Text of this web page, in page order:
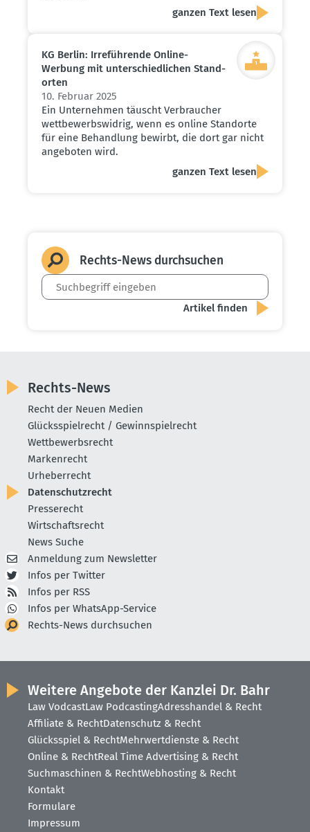
ganzen Text lesen
KG Berlin: Irrefüh­rende Online-
Werbung mit unter­schied­lichen Stand­
orten
10. Februar 2025
Ein Unternehmen täuscht Verbraucher
wettbewerbswidrig, wenn es online Standorte
für eine Behandlung bewirbt, die dort gar nicht
angeboten wird.
ganzen Text lesen
Rechts-News durch­suchen
Rechts-News
Recht der Neuen Medien
Glücksspielrecht / Gewinnspielrecht
Wettbewerbsrecht
Markenrecht
Urheberrecht
Datenschutzrecht
Presserecht
Wirtschaftsrecht
News Suche
Anmeldung zum Newsletter
Infos per Twitter
Infos per RSS
Infos per WhatsApp-Service
Rechts-News durchsuchen
Weitere Angebote der Kanzlei Dr. Bahr
Law VodcastLaw PodcastingAdresshandel & Recht
Affiliate & RechtDatenschutz & Recht
Glücksspiel & RechtMehrwertdienste & Recht
Online & RechtReal Time Advertising & Recht
Suchmaschinen & RechtWebhosting & Recht
Kontakt
Formulare
Impressum